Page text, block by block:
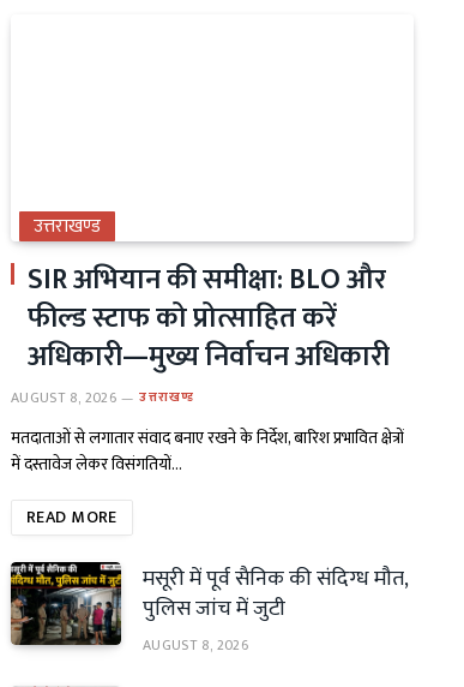
उत्तराखण्ड
SIR अभियान की समीक्षा: BLO और
फील्ड स्टाफ को प्रोत्साहित करें
अधिकारी—मुख्य निर्वाचन अधिकारी
AUGUST 8, 2026 उत्तराखण्ड
मतदाताओं से लगातार संवाद बनाए रखने के निर्देश, बारिश प्रभावित क्षेत्रों
में दस्तावेज लेकर विसंगतियों…
READ MORE
मसूरी में पूर्व सैनिक की संदिग्ध मौत,
पुलिस जांच में जुटी
AUGUST 8, 2026